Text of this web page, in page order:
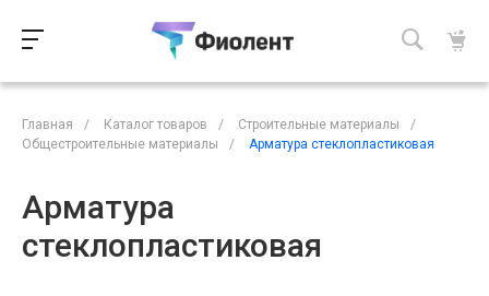
Главная / Каталог товаров / Строительные материалы
/
Общестроительные материалы
/ Арматура стеклопластиковая
Арматура
стеклопластиковая